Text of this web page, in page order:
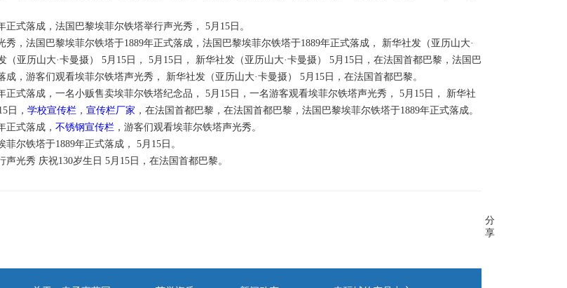
正式落成，法国巴黎埃菲尔铁塔举行声光秀， 5月15日。
秀，法国巴黎埃菲尔铁塔于1889年正式落成，法国巴黎埃菲尔铁塔于1889年正式落成， 新华社发（亚历山大·
（亚历山大·卡曼摄） 5月15日， 5月15日， 新华社发（亚历山大·卡曼摄） 5月15日，在法国首都巴黎，法国巴
成，游客们观看埃菲尔铁塔声光秀， 新华社发（亚历山大·卡曼摄） 5月15日，在法国首都巴黎。
正式落成，一名小贩售卖埃菲尔铁塔纪念品， 5月15日，一名游客观看埃菲尔铁塔声光秀， 5月15日， 新华社
日， 学校宣传栏 ， 宣传栏厂家 ，在法国首都巴黎，在法国首都巴黎，法国巴黎埃菲尔铁塔于1889年正式落成。
正式落成， 不锈钢宣传栏 ，游客们观看埃菲尔铁塔声光秀。
尔铁塔于1889年正式落成， 5月15日。
光秀 庆祝130岁生日 5月15日，在法国首都巴黎。
分
享